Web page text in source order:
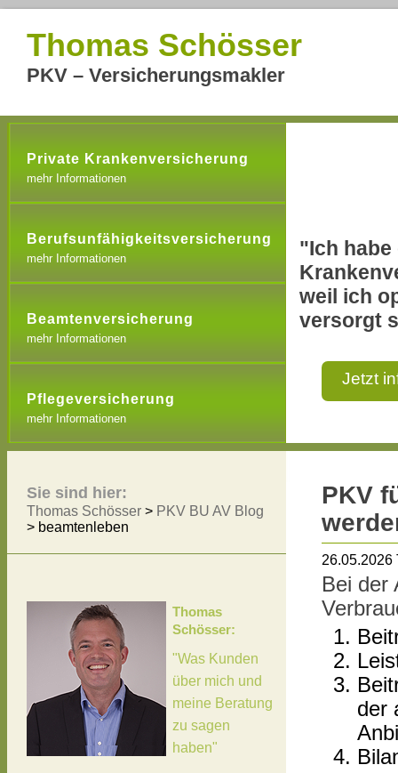
Thomas Schösser
PKV – Versicherungsmakler
Private Krankenversicherung
mehr Informationen
Berufsunfähigkeitsversicherung
mehr Informationen
Beamtenversicherung
mehr Informationen
Pflegeversicherung
mehr Informationen
"Ich habe
weil ich
versorgt
Jetzt
PKV
26.05.2026
Bei der
der
Sie sind hier:
Thomas Schösser > PKV BU AV Blog
> beamtenleben
Thomas
Schösser:
"Was Kunden
über mich und
meine Beratung
zu sagen
haben"